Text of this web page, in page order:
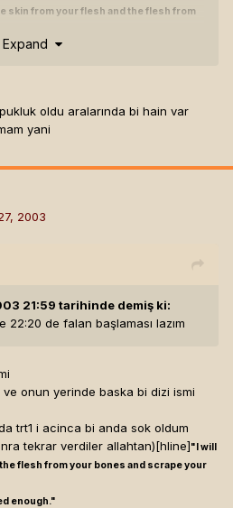
skin from your flesh and the flesh from
enough."
Expand
oldu aralarında bi hain var
yani
2003
21:59 tarihinde demiş ki:
22:20 de falan başlaması lazım
onun yerinde baska bi dizi ismi
trt1 i acinca bi anda sok oldum
tekrar verdiler allahtan)[hline]"I will
flesh from your bones and scrape your
enough."